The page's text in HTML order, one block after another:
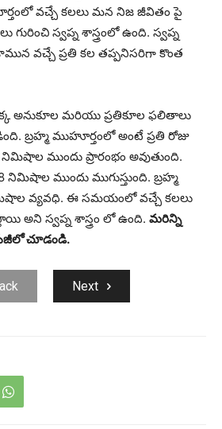
వచ్చే కలలు మన నిజ జీవితం పై
స్వప్న శాస్త్రంలో ఉంది. స్వప్న
వచ్చే ప్రతి కల తప్పనిసరిగా కొంత
అనుకూల మరియు ప్రతికూల ఫలితాలు
బ్రహ్మ ముహూర్తంలో అంటే ప్రతి రోజు
ముందు ప్రారంభం అవుతుంది.
ముందు ముగుస్తుంది. బ్రహ్మ
వ్యవధి. ఈ సమయంలో వచ్చే కలలు
అని స్వప్న శాస్త్రం లో ఉంది. మరిన్ని
చూడండి.
Next